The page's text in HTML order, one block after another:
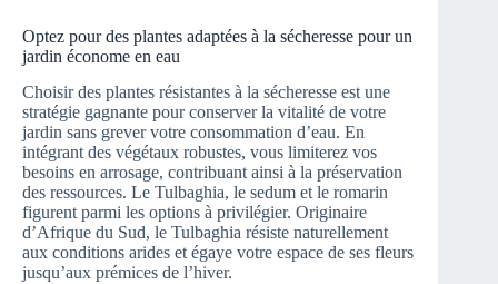
Optez pour des plantes adaptées à la sécheresse pour un
jardin économe en eau
Choisir des plantes résistantes à la sécheresse est une
stratégie gagnante pour conserver la vitalité de votre
jardin sans grever votre consommation d’eau. En
intégrant des végétaux robustes, vous limiterez vos
besoins en arrosage, contribuant ainsi à la préservation
des ressources. Le Tulbaghia, le sedum et le romarin
figurent parmi les options à privilégier. Originaire
d’Afrique du Sud, le Tulbaghia résiste naturellement
aux conditions arides et égaye votre espace de ses fleurs
jusqu’aux prémices de l’hiver.